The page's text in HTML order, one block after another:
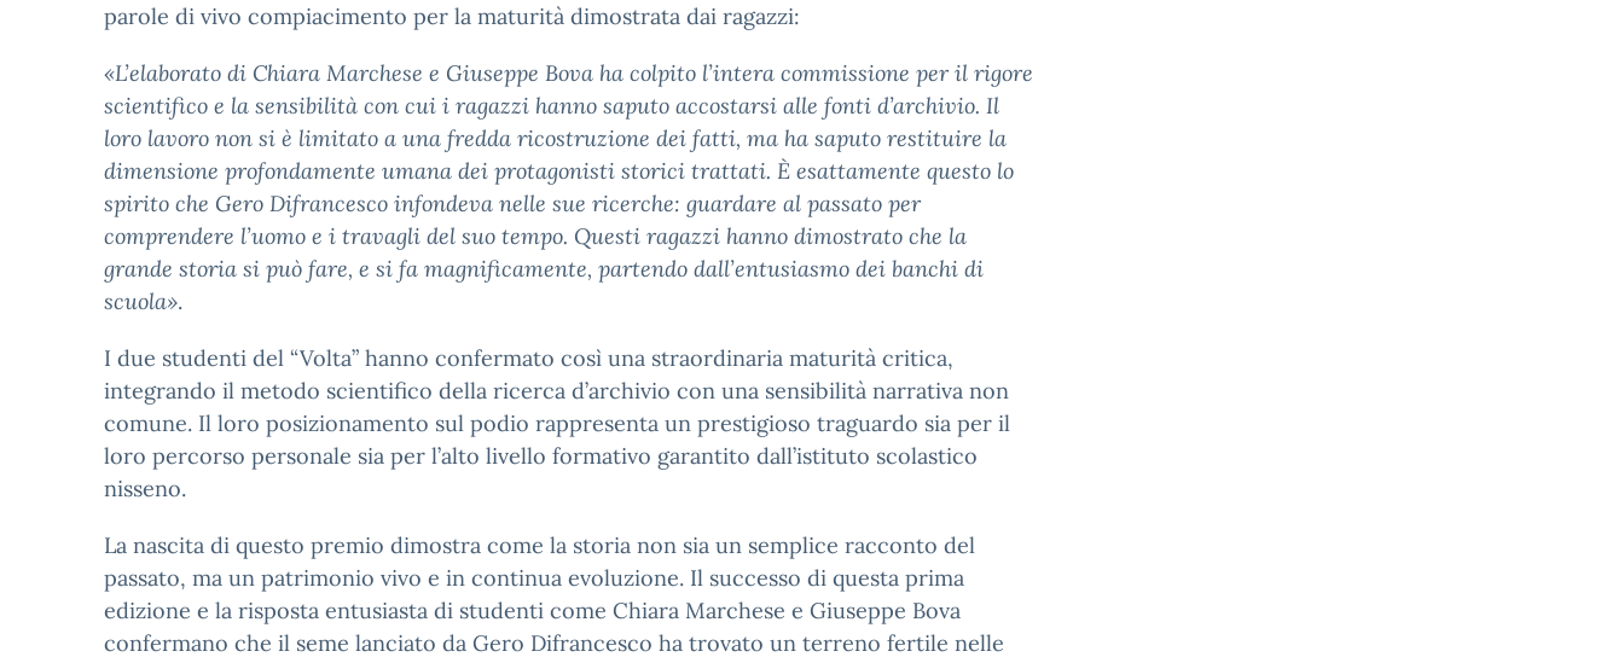
parole di vivo compiacimento per la maturità dimostrata dai ragazzi:
«L’elaborato di Chiara Marchese e Giuseppe Bova ha colpito l’intera commissione per il rigore
scientifico e la sensibilità con cui i ragazzi hanno saputo accostarsi alle fonti d’archivio. Il
loro lavoro non si è limitato a una fredda ricostruzione dei fatti, ma ha saputo restituire la
dimensione profondamente umana dei protagonisti storici trattati. È esattamente questo lo
spirito che Gero Difrancesco infondeva nelle sue ricerche: guardare al passato per
comprendere l’uomo e i travagli del suo tempo. Questi ragazzi hanno dimostrato che la
grande storia si può fare, e si fa magnificamente, partendo dall’entusiasmo dei banchi di
scuola».
I due studenti del “Volta” hanno confermato così una straordinaria maturità critica,
integrando il metodo scientifico della ricerca d’archivio con una sensibilità narrativa non
comune. Il loro posizionamento sul podio rappresenta un prestigioso traguardo sia per il
loro percorso personale sia per l’alto livello formativo garantito dall’istituto scolastico
nisseno.
La nascita di questo premio dimostra come la storia non sia un semplice racconto del
passato, ma un patrimonio vivo e in continua evoluzione. Il successo di questa prima
edizione e la risposta entusiasta di studenti come Chiara Marchese e Giuseppe Bova
confermano che il seme lanciato da Gero Difrancesco ha trovato un terreno fertile nelle